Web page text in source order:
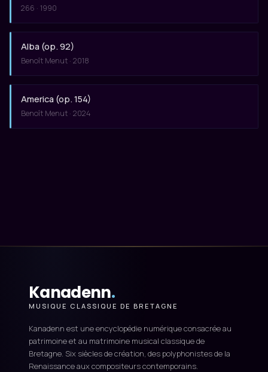
266 · 1990
Alba (op. 92)
Benoît Menut · 2018
America (op. 154)
Benoît Menut · 2024
Kanadenn.
MUSIQUE CLASSIQUE DE BRETAGNE
Kanadenn est une encyclopédie numérique consacrée au
patrimoine et au matrimoine musical classique de
Bretagne. Six siècles de création, des polyphonistes de la
Renaissance aux compositeurs contemporains.